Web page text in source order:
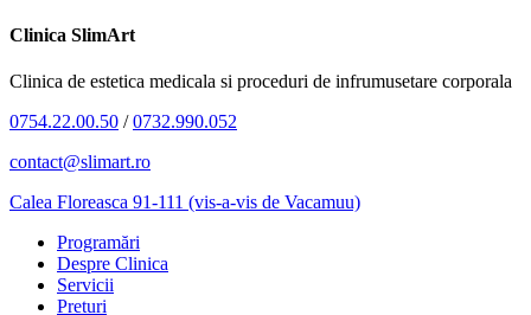
Clinica SlimArt
Clinica de estetica medicala si proceduri de infrumusetare corporala
0754.22.00.50 /0732.990.052
contact@slimart.ro
Calea Floreasca 91-111 (vis-a-vis de Vacamuu)
Programări
Despre Clinica
Servicii
Preturi